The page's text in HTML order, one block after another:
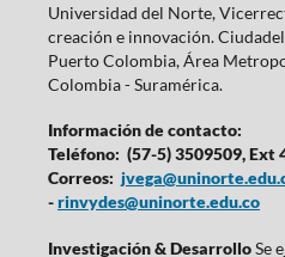
Universidad del Norte,
creación e innovación.
Puerto Colombia, Área
Colombia - Suramérica.
Información de contacto:
Teléfono: (57-5) 3509509, Ext
Correos:
-rinvydes@uninorte.edu.co
Investigación & DesarrolloSe